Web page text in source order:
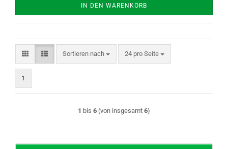
IN DEN WARENKORB
Sortieren nach
Sortieren nach 24 pro Seite
pro Seite
1
1 bis 6 (von insgesamt 6)